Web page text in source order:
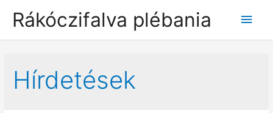
Rákóczifalva plébania
Main
Hírdetések